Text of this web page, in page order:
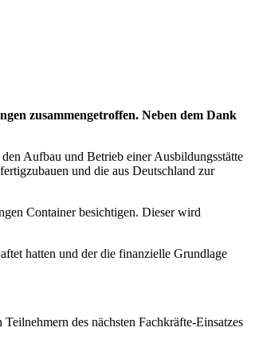
zusammengetroffen. Neben dem Dank
Aufbau und Betrieb einer Ausbildungsstätte
und die aus Deutschland zur
Container besichtigen. Dieser wird
hatten und der die finanzielle Grundlage
des nächsten Fachkräfte-Einsatzes